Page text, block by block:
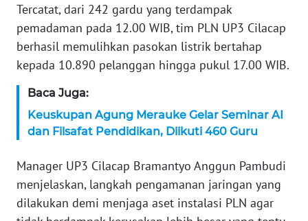
Tercatat, dari 242 gardu yang terdampak
pemadaman pada 12.00 WIB, tim PLN UP3 Cilacap
berhasil memulihkan pasokan listrik bertahap
kepada 10.890 pelanggan hingga pukul 17.00 WIB.
Baca Juga:
Keuskupan Agung Merauke Gelar Seminar AI
dan Filsafat Pendidikan, Diikuti 460 Guru
Manager UP3 Cilacap Bramantyo Anggun Pambudi
menjelaskan, langkah pengamanan jaringan yang
dilakukan demi menjaga aset instalasi PLN agar
News
Regional
WN
SUMUT
WN
JAKARTA
WN
JABAR